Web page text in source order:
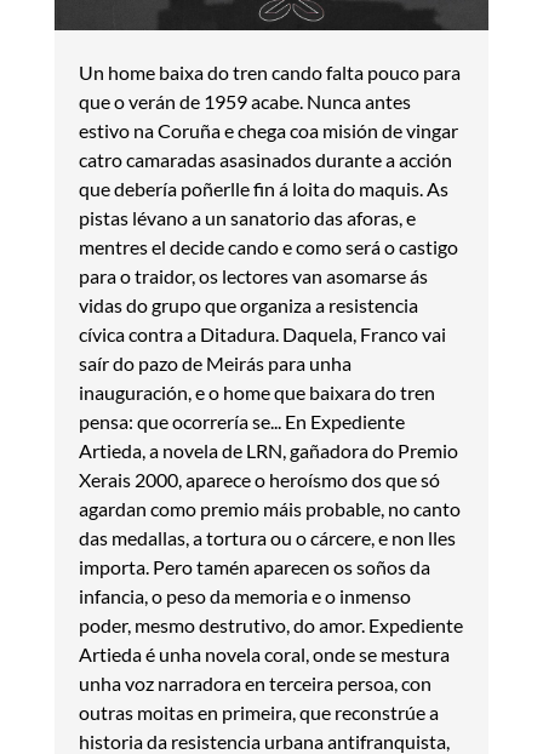
Un home baixa do tren cando falta pouco para
que o verán de 1959 acabe. Nunca antes
estivo na Coruña e chega coa misión de vingar
catro camaradas asasinados durante a acción
que debería poñerlle fin á loita do maquis. As
pistas lévano a un sanatorio das aforas, e
mentres el decide cando e como será o castigo
para o traidor, os lectores van asomarse ás
vidas do grupo que organiza a resistencia
cívica contra a Ditadura. Daquela, Franco vai
saír do pazo de Meirás para unha
inauguración, e o home que baixara do tren
pensa: que ocorrería se... En Expediente
Artieda, a novela de LRN, gañadora do Premio
Xerais 2000, aparece o heroísmo dos que só
agardan como premio máis probable, no canto
das medallas, a tortura ou o cárcere, e non lles
importa. Pero tamén aparecen os soños da
infancia, o peso da memoria e o inmenso
poder, mesmo destrutivo, do amor. Expediente
Artieda é unha novela coral, onde se mestura
unha voz narradora en terceira persoa, con
outras moitas en primeira, que reconstrúe a
historia da resistencia urbana antifranquista,